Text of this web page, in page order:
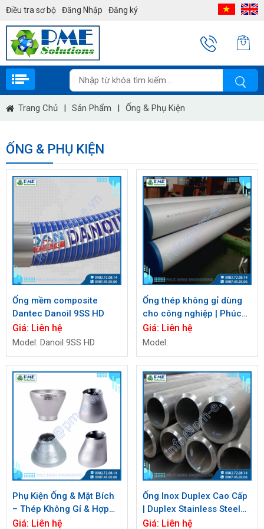
Điều tra sơ bộ Đăng Nhập Đăng ký
Trang Chủ | Sản Phẩm | Ống & Phụ Kiện
ỐNG & PHỤ KIỆN
Ống mềm composite
Dantec Danoil 9SS HD
Giá: Liên hệ
Model: Danoil 9SS HD
Ống thép không gỉ dùng
cho công nghiệp | Phúc
Minh
Giá: Liên hệ
Model:
Phụ Kiện Ống & Mặt Bích
– Thép Không Gỉ & Hợp
Kim | PM-E.vn
Giá: Liên hệ
Ống Inox Duplex Cao Cấp
| Duplex Stainless Steel
Pipe – Phúc Minh Việt
Giá: Liên hệ